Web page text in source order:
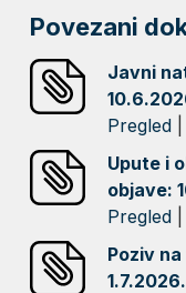
Povezani
Javni
Pregled
Upute i
objave:
Pregled
Poziv